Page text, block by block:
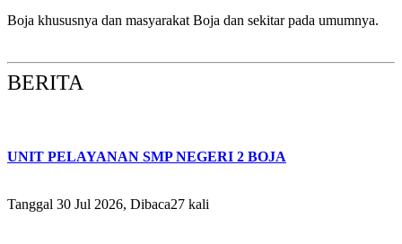
Boja khususnya dan masyarakat Boja dan sekitar pada umumnya.
BERITA
UNIT PELAYANAN SMP NEGERI 2 BOJA
Tanggal 30 Jul 2026, Dibaca27 kali